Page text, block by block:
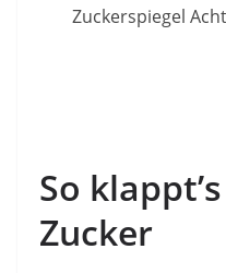
Zuckerspiegel
So
Zucker